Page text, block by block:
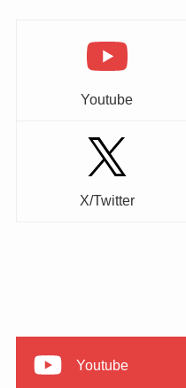
Youtube
X/Twitter
Youtube